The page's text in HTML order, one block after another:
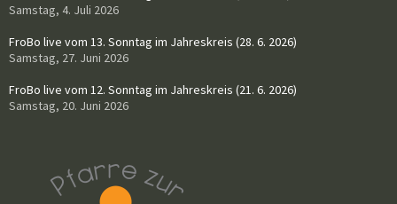
Samstag, 4. Juli 2026
FroBo live vom 13. Sonntag im Jahreskreis (28. 6. 2026)
Samstag, 27. Juni 2026
FroBo live vom 12. Sonntag im Jahreskreis (21. 6. 2026)
Samstag, 20. Juni 2026